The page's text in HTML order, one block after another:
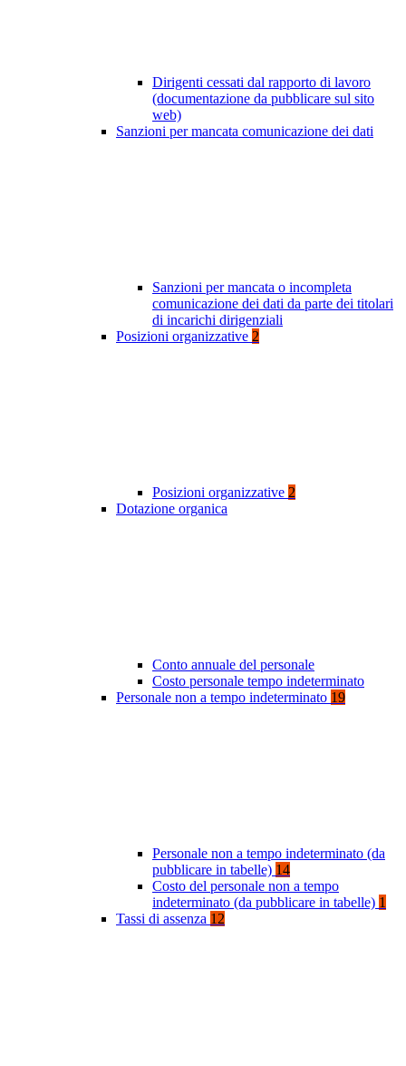
Dirigenti cessati dal rapporto di lavoro
(documentazione da pubblicare sul sito
web)
Sanzioni per mancata comunicazione dei dati
Sanzioni per mancata o incompleta
comunicazione dei dati da parte dei titolari
di incarichi dirigenziali
Posizioni organizzative 2
Posizioni organizzative 2
Dotazione organica
Conto annuale del personale
Costo personale tempo indeterminato
Personale non a tempo indeterminato 19
Personale non a tempo indeterminato (da
pubblicare in tabelle) 14
Costo del personale non a tempo
indeterminato (da pubblicare in tabelle) 1
Tassi di assenza 12